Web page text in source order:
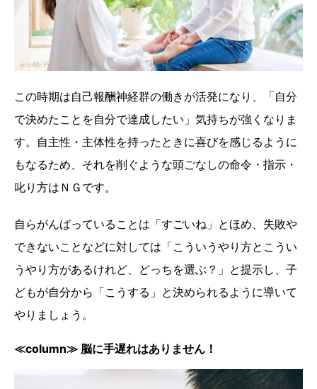
この時期は自己報酬神経群の働きが活発になり、「自分
で決めたことを自分で達成したい」気持ちが強くなりま
す。自主性・主体性を持ったときに喜びを感じるように
もなるため、それを削ぐような頭ごなしの命令・指示・
叱り方はＮＧです。
自らがんばっていることは「すごいね」とほめ、失敗や
できないことなどに対しては「こういうやり方とこうい
うやり方があるけれど、どっちを選ぶ？」と提示し、子
どもが自分から「こうする」と決められるように導いて
やりましょう。
≪column≫ 脳に手遅れはありません！